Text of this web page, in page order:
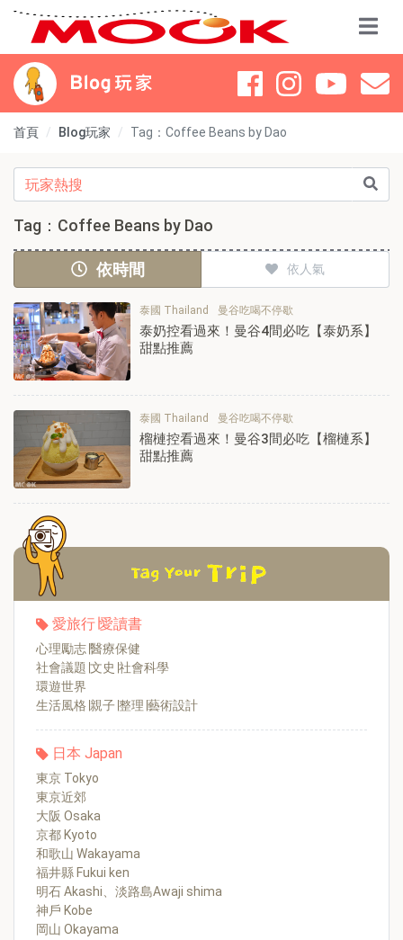
首頁 Blog玩家 Tag：Coffee Beans by Dao
Tag：Coffee Beans by Dao
依時間 依人氣
泰國 Thailand 曼谷吃喝不停歇
泰奶控看過來！曼谷4間必吃【泰奶系】
甜點推薦
泰國 Thailand 曼谷吃喝不停歇
榴槤控看過來！曼谷3間必吃【榴槤系】
甜點推薦
愛旅行∣愛讀書
心理勵志∣醫療保健
社會議題∣文史∣社會科學
環遊世界
生活風格∣親子∣整理∣藝術設計
日本 Japan
東京 Tokyo
東京近郊
大阪 Osaka
京都 Kyoto
和歌山 Wakayama
福井縣 Fukui ken
明石 Akashi、淡路島Awaji shima
神戶 Kobe
岡山 Okayama